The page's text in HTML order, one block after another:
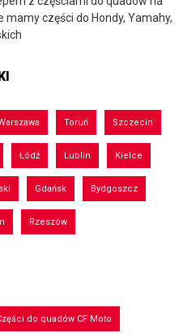
części do Hondy, Yamahy,
Toruń Szczecin
Łódź Lublin Kielce
Gdańsk Bydgoszcz
Rzeszów
do quadów CF Moto